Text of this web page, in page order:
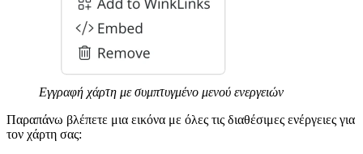
Εγγραφή χάρτη με συμπτυγμένο μενού ενεργειών
Παραπάνω βλέπετε μια εικόνα με όλες τις διαθέσιμες ενέργειες για
τον χάρτη σας: